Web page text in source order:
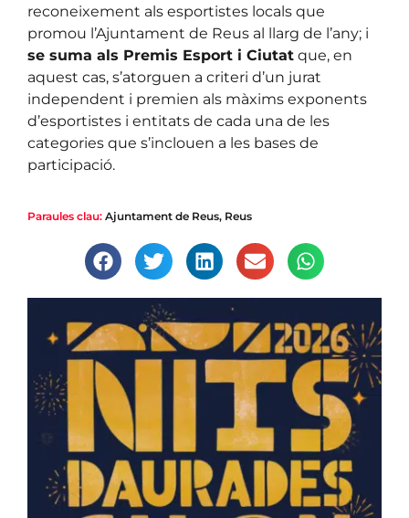
reconeixement als esportistes locals que
promou l’Ajuntament de Reus al llarg de l’any; i
se suma als Premis Esport i Ciutat que, en
aquest cas, s’atorguen a criteri d’un jurat
independent i premien als màxims exponents
d’esportistes i entitats de cada una de les
categories que s’inclouen a les bases de
participació.
Paraules clau: Ajuntament de Reus, Reus